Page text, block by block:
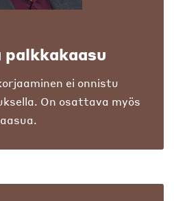
ei onnistu
On osattava myös